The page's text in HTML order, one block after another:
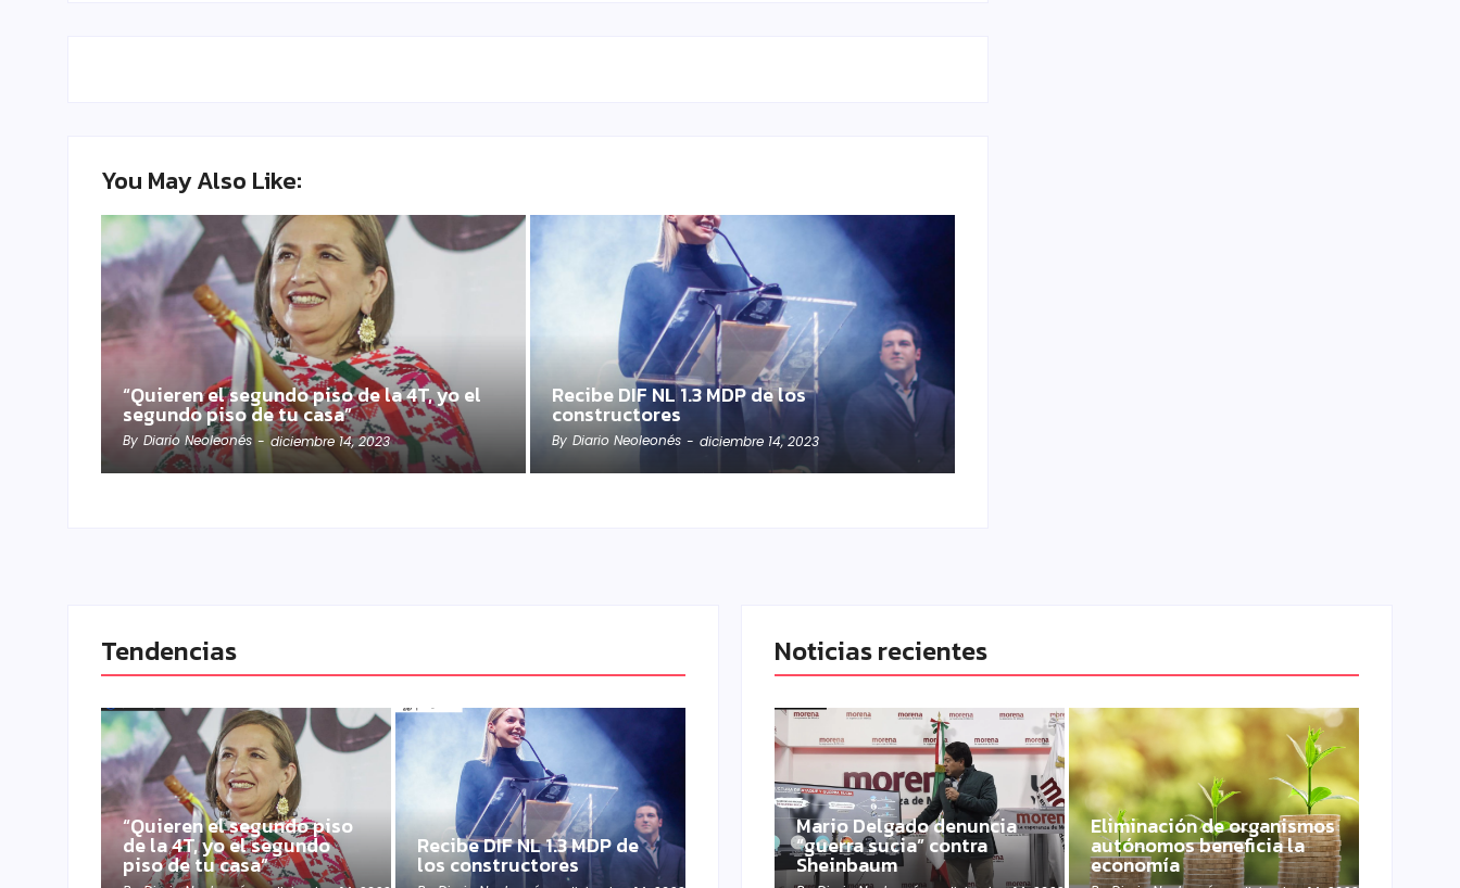
You May Also Like:
“Quieren el segundo piso de la 4T, yo el
segundo piso de tu casa”
By Diario Neoleonés - diciembre 14, 2023
Recibe DIF NL 1.3 MDP de los
constructores
By Diario Neoleonés - diciembre 14, 2023
Tendencias
“Quieren el segundo piso
de la 4T, yo el segundo
piso de tu casa”
Recibe DIF NL 1.3 MDP de
los constructores
Noticias recientes
Mario Delgado denuncia
“guerra sucia” contra
Sheinbaum
Eliminación de organismos
autónomos beneficia la
economía